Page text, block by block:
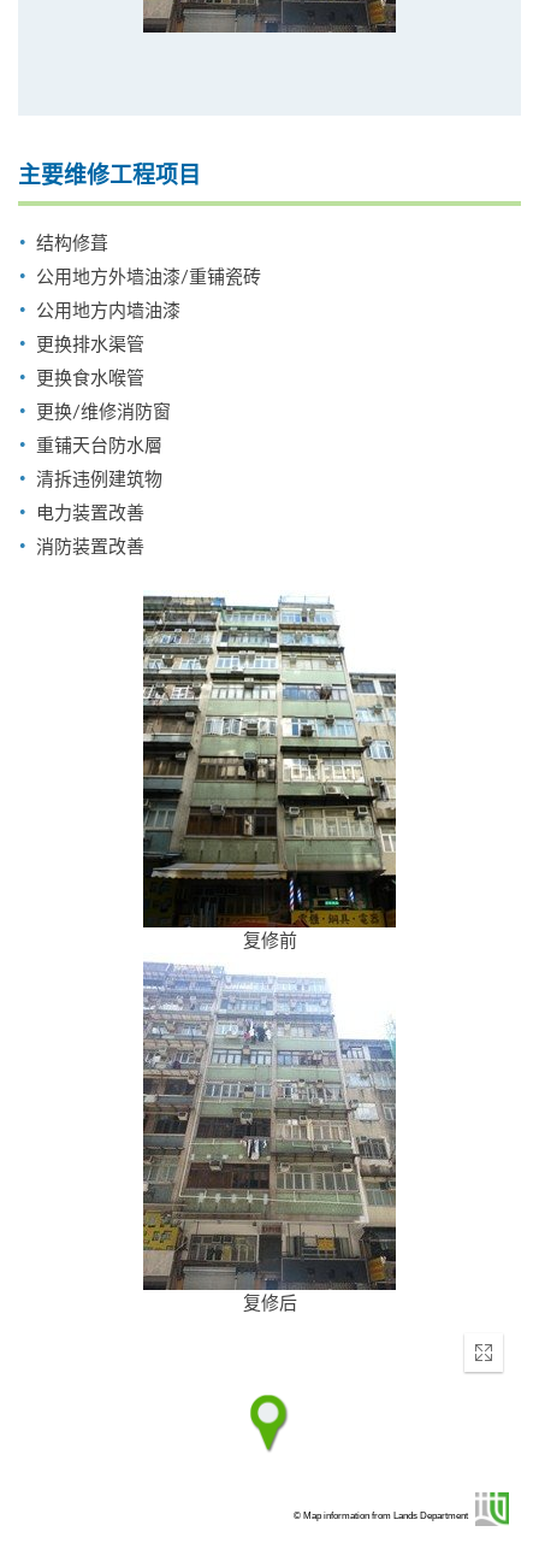
主要维修工程项目
结构修葺
公用地方外墙油漆/重铺瓷砖
公用地方内墙油漆
更换排水渠管
更换食水喉管
更换/维修消防窗
重铺天台防水層
清拆违例建筑物
电力装置改善
消防装置改善
复修前
复修后
Enter
© Map information from Lands Department